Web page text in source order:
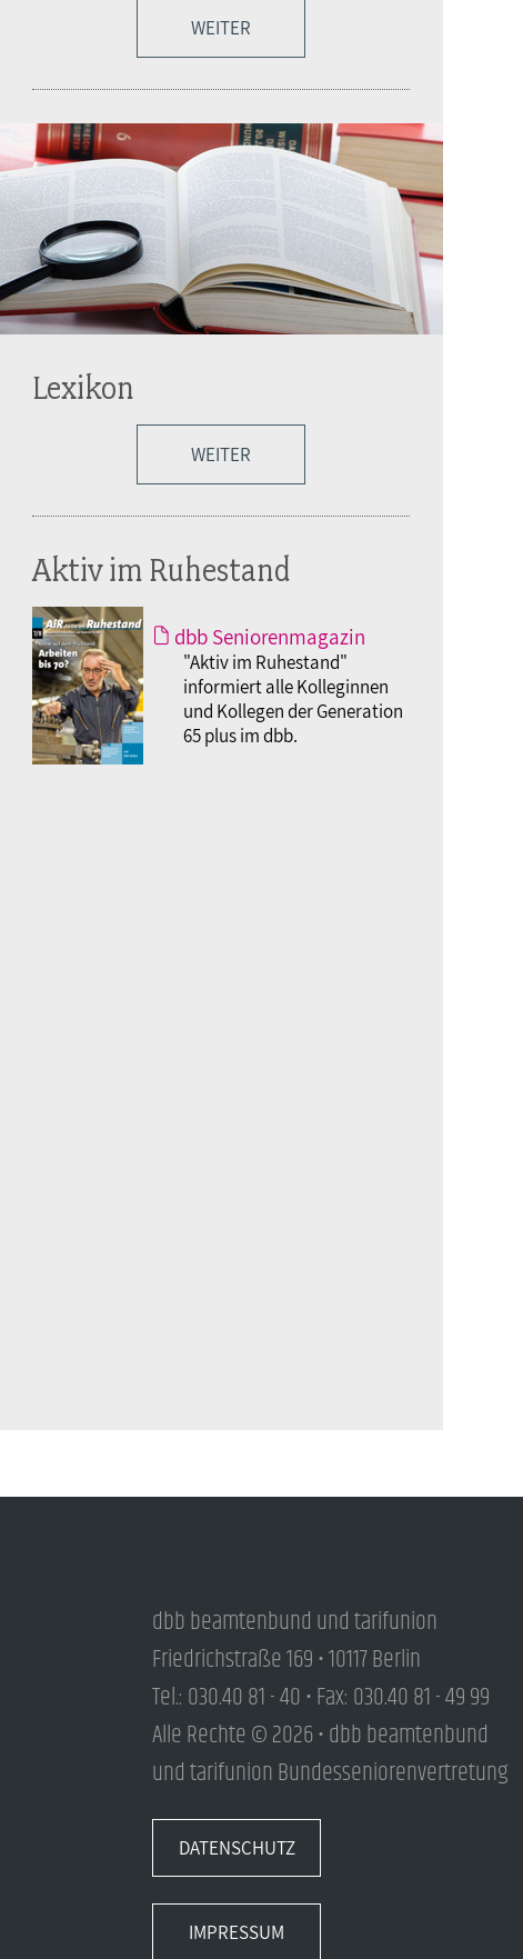
WEITER
Lexikon
WEITER
Aktiv im Ruhestand
dbb Seniorenmagazin
"Aktiv im Ruhestand"
informiert alle Kolleginnen
und Kollegen der Generation
65 plus im dbb.
dbb beamtenbund und tarifunion
Friedrichstraße 169 • 10117 Berlin
Tel.: 030.40 81 - 40 • Fax: 030.40 81 - 49 99
Alle Rechte © 2026 • dbb beamtenbund
und tarifunion Bundesseniorenvertretung
DATENSCHUTZ
IMPRESSUM